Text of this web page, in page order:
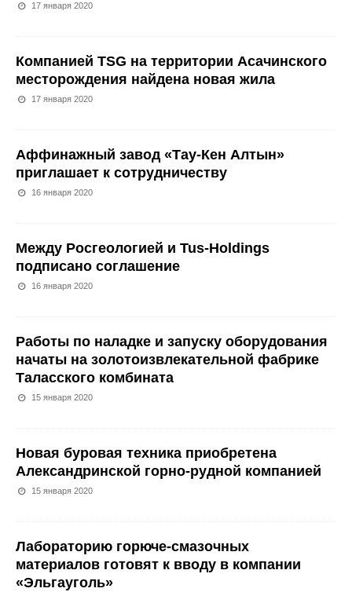
17 января 2020
Компанией TSG на территории Асачинского
месторождения найдена новая жила
17 января 2020
Аффинажный завод «Тау-Кен Алтын»
приглашает к сотрудничеству
16 января 2020
Между Росгеологией и Tus-Holdings
подписано соглашение
16 января 2020
Работы по наладке и запуску оборудования
начаты на золотоизвлекательной фабрике
Таласского комбината
15 января 2020
Новая буровая техника приобретена
Александринской горно-рудной компанией
15 января 2020
Лабораторию горюче-смазочных
материалов готовят к вводу в компании
«Эльгауголь»